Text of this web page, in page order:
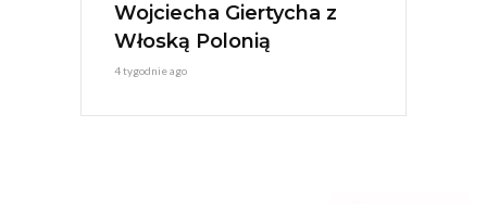
Wojciecha Giertycha z
Włoską Polonią
4 tygodnie ago